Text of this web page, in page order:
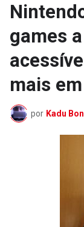
games
mais
por Kadu